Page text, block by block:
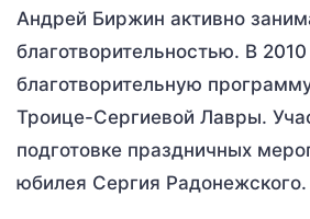
Андрей Биржин активно
благотворительностью. В
благотворительную
Троице-Сергиевой Лавры.
подготовке праздничных
юбилея Сергия Радонежского.